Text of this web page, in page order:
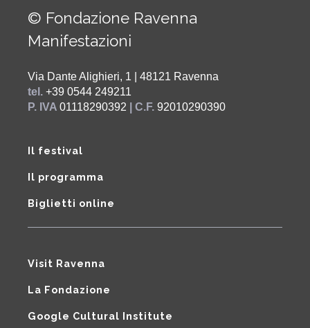
© Fondazione Ravenna
Manifestazioni
Via Dante Alighieri, 1 | 48121 Ravenna
tel. +39 0544 249211
P. IVA 01118290392 | C.F. 92010290390
Il festival
Il programma
Biglietti online
Visit Ravenna
La Fondazione
Google Cultural Institute